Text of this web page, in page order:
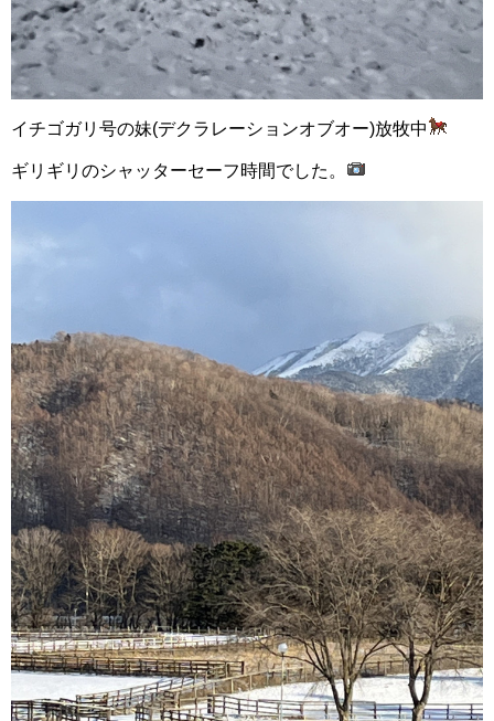
イチゴガリ号の妹(デクラレーションオブオー)放牧中
ギリギリのシャッターセーフ時間でした。